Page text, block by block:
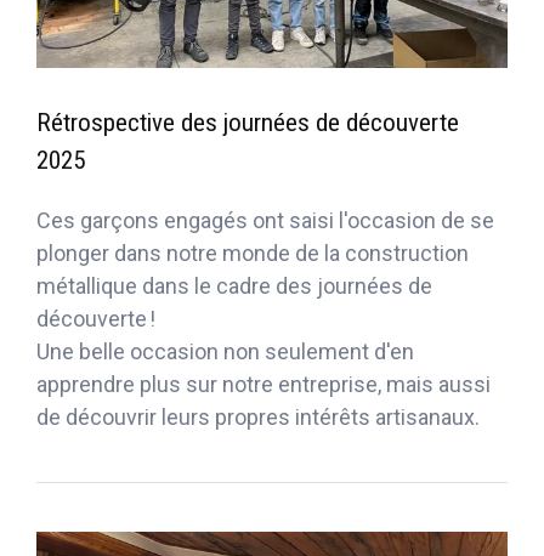
Rétrospective des journées de découverte
2025
Ces garçons engagés ont saisi l'occasion de se
plonger dans notre monde de la construction
métallique dans le cadre des journées de
découverte !
Une belle occasion non seulement d'en
apprendre plus sur notre entreprise, mais aussi
de découvrir leurs propres intérêts artisanaux.